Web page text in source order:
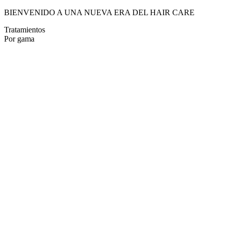
BIENVENIDO A UNA NUEVA ERA DEL HAIR CARE
Tratamientos
Por gama